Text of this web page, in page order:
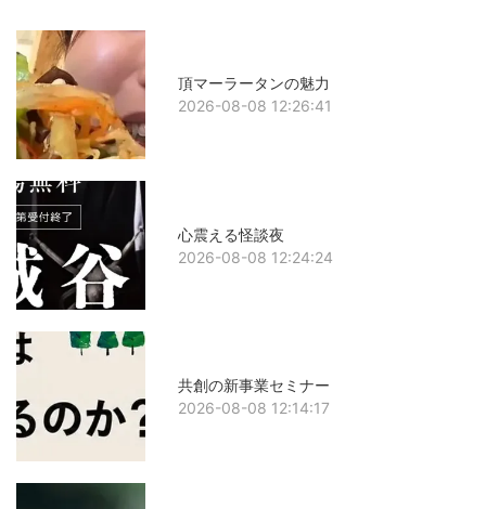
頂マーラータンの魅力
2026-08-08 12:26:41
心震える怪談夜
2026-08-08 12:24:24
共創の新事業セミナー
2026-08-08 12:14:17